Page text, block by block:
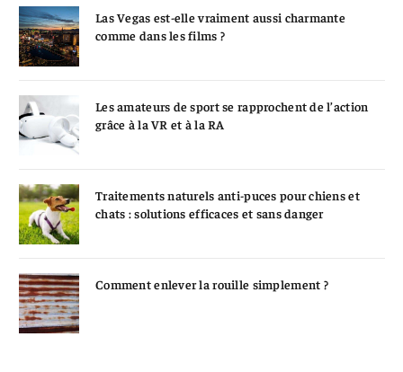
Las Vegas est-elle vraiment aussi charmante
comme dans les films ?
Les amateurs de sport se rapprochent de l’action
grâce à la VR et à la RA
Traitements naturels anti-puces pour chiens et
chats : solutions efficaces et sans danger
Comment enlever la rouille simplement ?